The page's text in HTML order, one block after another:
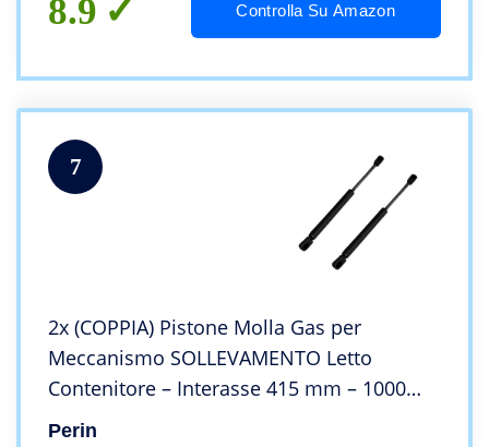
8.9 Controlla Su Amazon
7
2x (COPPIA) Pistone Molla Gas per
Meccanismo SOLLEVAMENTO Letto
Contenitore – Interasse 415 mm – 1000
Newton – Attacco RAPIDO
Perin